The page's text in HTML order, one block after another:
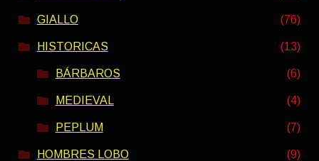
GIALLO (76)
HISTORICAS (13)
BÁRBAROS (6)
MEDIEVAL (4)
PEPLUM (7)
HOMBRES LOBO (9)